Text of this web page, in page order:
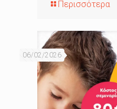
Περισσότερα
06/02/2026